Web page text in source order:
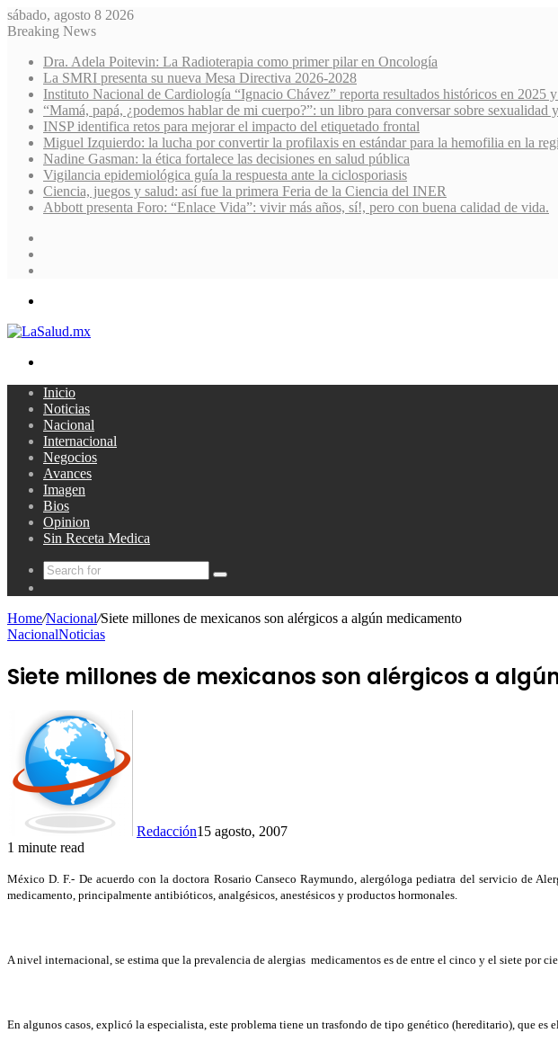
sábado, agosto 8 2026
Breaking News
Dra. Adela Poitevin: La Radioterapia como primer pilar en Oncología
La SMRI presenta su nueva Mesa Directiva 2026-2028
Instituto Nacional de Cardiología “Ignacio Chávez” reporta resultados históricos en 2025
“Mamá, papá, ¿podemos hablar de mi cuerpo?”: un libro para conversar sobre sexualidad
INSP identifica retos para mejorar el impacto del etiquetado frontal
Miguel Izquierdo: la lucha por convertir la profilaxis en estándar para la hemofilia en la
Nadine Gasman: la ética fortalece las decisiones en salud pública
Vigilancia epidemiológica guía la respuesta ante la ciclosporiasis
Ciencia, juegos y salud: así fue la primera Feria de la Ciencia del INER
Abbott presenta Foro: “Enlace Vida”: vivir más años, sí!, pero con buena calidad de vida.
Inicio
Noticias
Nacional
Internacional
Negocios
Avances
Imagen
Bios
Opinion
Sin Receta Medica
Search
for
Home/Nacional/Siete millones de mexicanos son alérgicos a algún medicamento
NacionalNoticias
Siete millones de mexicanos son alérgicos a
Redacción15 agosto, 2007
1 minute read
México D. F.- De acuerdo con la doctora Rosario Canseco Raymundo, alergóloga pediatra del servicio de
medicamento, principalmente antibióticos, analgésicos, anestésicos y productos hormonales.
A nivel internacional, se estima que la prevalencia de alergias medicamentos es de entre el cinco y el siete por
En algunos casos, explicó la especialista, este problema tiene un trasfondo de tipo genético (hereditario), que es